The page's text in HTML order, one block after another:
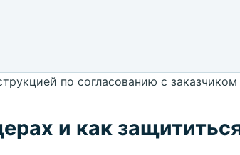
по согласованию с заказчиком
и как